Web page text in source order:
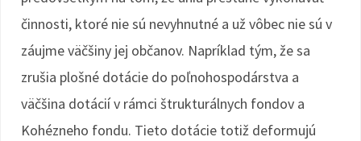
činnosti, ktoré nie sú nevyhnutné a už vôbec nie sú v
záujme väčšiny jej občanov. Napríklad tým, že sa
zrušia plošné dotácie do poľnohospodárstva a
väčšina dotácií v rámci štrukturálnych fondov a
Kohézneho fondu. Tieto dotácie totiž deformujú